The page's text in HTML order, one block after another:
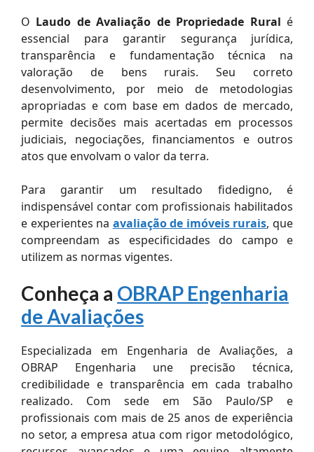
O Laudo de Avaliação de Propriedade Rural é
essencial para garantir segurança jurídica,
transparência e fundamentação técnica na
valoração de bens rurais. Seu correto
desenvolvimento, por meio de metodologias
apropriadas e com base em dados de mercado,
permite decisões mais acertadas em processos
judiciais, negociações, financiamentos e outros
atos que envolvam o valor da terra.
Para garantir um resultado fidedigno, é
indispensável contar com profissionais habilitados
e experientes na avaliação de imóveis rurais, que
compreendam as especificidades do campo e
utilizem as normas vigentes.
Conheça a OBRAP Engenharia
de Avaliações
Especializada em Engenharia de Avaliações, a
OBRAP Engenharia une precisão técnica,
credibilidade e transparência em cada trabalho
realizado. Com sede em São Paulo/SP e
profissionais com mais de 25 anos de experiência
no setor, a empresa atua com rigor metodológico,